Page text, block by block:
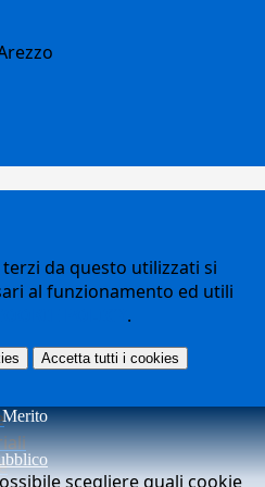
da questo utilizzati si
al funzionamento ed utili
.
Accetta tutti i cookies
scegliere quali cookie